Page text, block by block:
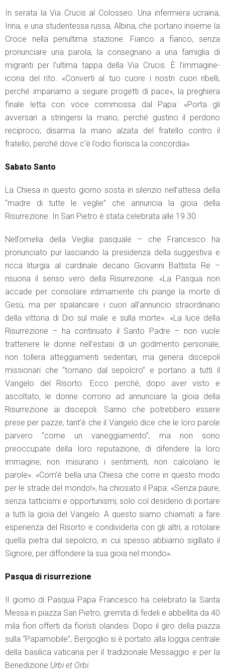
In serata la Via Crucis al Colosseo. Una infermiera ucraina,
Irina, e una studentessa russa, Albina, che portano insieme la
Croce nella penultima stazione. Fianco a fianco, senza
pronunciare una parola, la consegnano a una famiglia di
migranti per l’ultima tappa della Via Crucis. È l’immagine-
icona del rito. «Converti al tuo cuore i nostri cuori ribelli,
perché impariamo a seguire progetti di pace», la preghiera
finale letta con voce commossa dal Papa: «Porta gli
avversari a stringersi la mano, perché gustino il perdono
reciproco; disarma la mano alzata del fratello contro il
fratello, perché dove c’è l’odio fiorisca la concordia».
Sabato Santo
La Chiesa in questo giorno sosta in silenzio nell’attesa della
“madre di tutte le veglie” che annuncia la gioia della
Risurrezione. In San Pietro è stata celebrata alle 19.30.
Nell’omelia della Veglia pasquale – che Francesco ha
pronunciato pur lasciando la presidenza della suggestiva e
ricca liturgia al cardinale decano Giovanni Battista Re –
risuona il senso vero della Risurrezione: «La Pasqua non
accade per consolare intimamente chi piange la morte di
Gesù, ma per spalancare i cuori all’annuncio straordinario
della vittoria di Dio sul male e sulla morte». «La luce della
Risurrezione – ha continuato il Santo Padre – non vuole
trattenere le donne nell’estasi di un godimento personale,
non tollera atteggiamenti sedentari, ma genera discepoli
missionari che “tornano dal sepolcro” e portano a tutti il
Vangelo del Risorto. Ecco perché, dopo aver visto e
ascoltato, le donne corrono ad annunciare la gioia della
Risurrezione ai discepoli. Sanno che potrebbero essere
prese per pazze, tant’è che il Vangelo dice che le loro parole
parvero “come un vaneggiamento”, ma non sono
preoccupate della loro reputazione, di difendere la loro
immagine; non misurano i sentimenti, non calcolano le
parole». «Com’è bella una Chiesa che corre in questo modo
per le strade del mondo!», ha chiosato il Papa: «Senza paure,
senza tatticismi e opportunismi; solo col desiderio di portare
a tutti la gioia del Vangelo. A questo siamo chiamati: a fare
esperienza del Risorto e condividerla con gli altri; a rotolare
quella pietra dal sepolcro, in cui spesso abbiamo sigillato il
Signore, per diffondere la sua gioia nel mondo».
Pasqua di risurrezione
Il giorno di Pasqua Papa Francesco ha celebrato la Santa
Messa in piazza San Pietro, gremita di fedeli e abbellita da 40
mila fiori offerti da fioristi olandesi. Dopo il giro della piazza
sulla “Papamobile”, Bergoglio si è portato alla loggia centrale
della basilica vaticana per il tradizionale Messaggio e per la
Benedizione Urbi et Orbi.